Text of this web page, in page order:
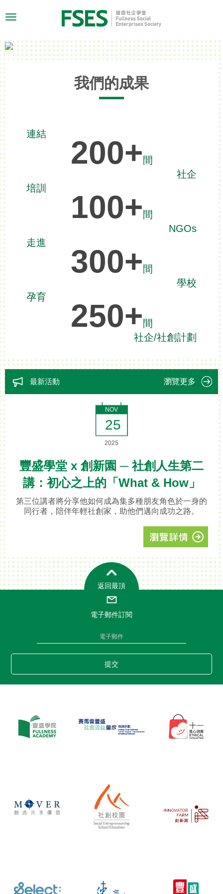
Toggle
我們的成果
連結
200+間
社企
培訓
100+間
NGOs
走進
300+間
學校
孕育
250+間
社企/社創計劃
最新活動 瀏覽更多
NOV
25
2025
豐盛學堂 x 創新園 ─ 社創人生第二
講：初心之上的「What & How」
第三位講者將分享他如何成為集多種朋友角色於一身的
同行者，陪伴年輕社創家，助他們邁向成功之路。
返回最頂
電子郵件訂閱
提交